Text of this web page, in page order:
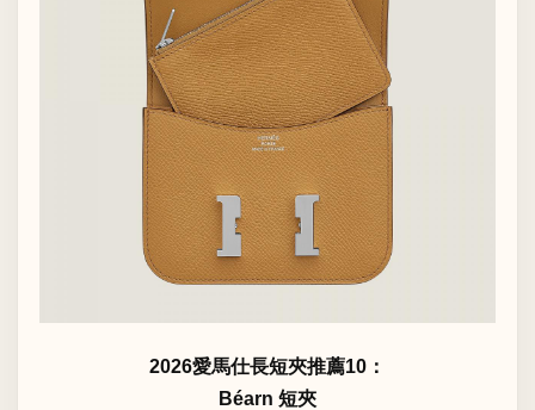
2026愛馬仕長短夾推薦10：
Béarn 短夾